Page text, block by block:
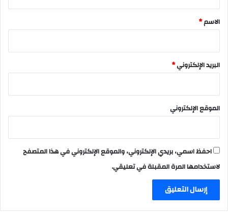
*
الاسم*
البريد الإلكتروني*
الموقع الإلكتروني
احفظ اسمي، بريدي الإلكتروني، والموقع الإلكتروني في هذا المتصفح
لاستخدامها المرة المقبلة في تعليقي.